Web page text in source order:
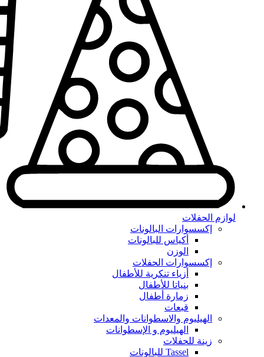
لوازم الحفلات
إكسسوارات البالونات
أكياس للبالونات
الوزن
إكسسوارات الحفلات
أزياء تنكرية للأطفال
بنياتا للأطفال
زمارة أطفال
قبعات
الهيليوم والاسطوانات والمعدات
الهيليوم و الإسطوانات
زينة للحفلات
Tassel للبالونات